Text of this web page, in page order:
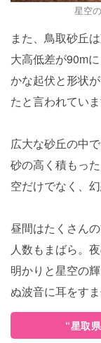
星空
また、鳥取砂丘
大高低差が90m
かな起伏と形状
たと言われていま
広大な砂丘の中
砂の高く積もっ
空だけでなく、
昼間はたくさん
人数もまばら。
明かりと星空の
ぬ波音に耳をすま
“星取